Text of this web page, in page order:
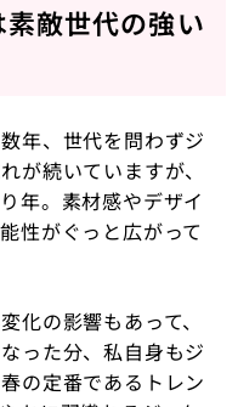
敵世代の強い
年、世代を問わずジ
が続いていますが、
年。素材感やデザイ
性がぐっと広がって
化の影響もあって、
った分、私自身もジ
の定番であるトレン